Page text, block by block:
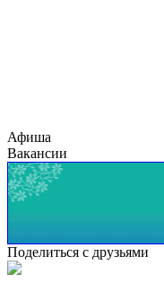
Афиша
Вакансии
Поделиться с друзьями